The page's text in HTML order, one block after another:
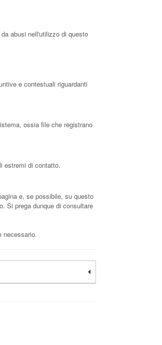
abusi nell'utilizzo di questo
e contestuali riguardanti
ossia file che registrano
estremi di contatto.
e, se possibile, su questo
Si prega dunque di consultare
necessario.